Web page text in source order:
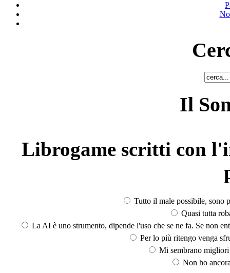
Il
Librogame scritti con
Tutto il male possibile, sono
Quasi tutta
La AI è uno strumento, dipende l'uso che se ne fa. Se non
Per lo più ritengo venga
Mi sembrano
Non ho